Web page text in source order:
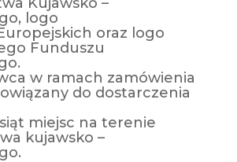
logo
oraz logo
Funduszu
w ramach zamówienia
do dostarczenia
miejsc na terenie
kujawsko –